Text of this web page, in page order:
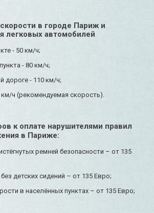
в городе Париж и
легковых автомобилей
- 50 км/ч;
- 80 км/ч;
дороге - 110 км/ч;
км/ч (рекомендуемая скорость).
к оплате нарушителями правил
в Париже:
ремней безопасности – от 135
детских сидений – от 135 Евро;
в населённых пунктах – от 135 Евро;